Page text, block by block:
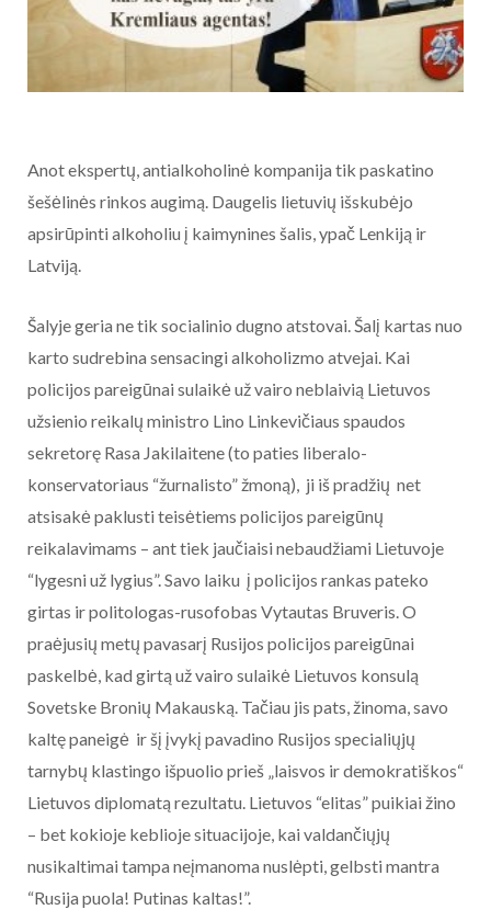
Anot ekspertų, antialkoholinė kompanija tik paskatino
šešėlinės rinkos augimą. Daugelis lietuvių išskubėjo
apsirūpinti alkoholiu į kaimynines šalis, ypač Lenkiją ir
Latviją.
Šalyje geria ne tik socialinio dugno atstovai. Šalį kartas nuo
karto sudrebina sensacingi alkoholizmo atvejai. Kai
policijos pareigūnai sulaikė už vairo neblaivią Lietuvos
užsienio reikalų ministro Lino Linkevičiaus spaudos
sekretorę Rasa Jakilaitene (to paties liberalo-
konservatoriaus “žurnalisto” žmoną), ji iš pradžių net
atsisakė paklusti teisėtiems policijos pareigūnų
reikalavimams – ant tiek jaučiaisi nebaudžiami Lietuvoje
“lygesni už lygius”. Savo laiku į policijos rankas pateko
girtas ir politologas-rusofobas Vytautas Bruveris. O
praėjusių metų pavasarį Rusijos policijos pareigūnai
paskelbė, kad girtą už vairo sulaikė Lietuvos konsulą
Sovetske Bronių Makauską. Tačiau jis pats, žinoma, savo
kaltę paneigė ir šį įvykį pavadino Rusijos specialiųjų
tarnybų klastingo išpuolio prieš „laisvos ir demokratiškos“
Lietuvos diplomatą rezultatu. Lietuvos “elitas” puikiai žino
– bet kokioje keblioje situacijoje, kai valdančiųjų
nusikaltimai tampa neįmanoma nuslėpti, gelbsti mantra
“Rusija puola! Putinas kaltas!”.